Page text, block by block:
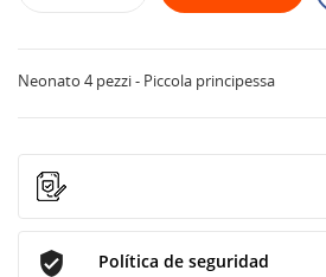
Neonato 4 pezzi - Piccola principessa
Política de seguridad